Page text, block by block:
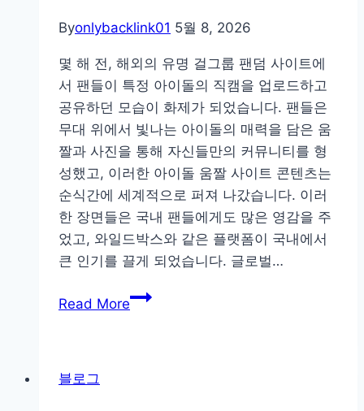
Byonlybacklink01 5월 8, 2026
몇 해 전, 해외의 유명 걸그룹 팬덤 사이트에
서 팬들이 특정 아이돌의 직캠을 업로드하고
공유하던 모습이 화제가 되었습니다. 팬들은
무대 위에서 빛나는 아이돌의 매력을 담은 움
짤과 사진을 통해 자신들만의 커뮤니티를 형
성했고, 이러한 아이돌 움짤 사이트 콘텐츠는
순식간에 세계적으로 퍼져 나갔습니다. 이러
한 장면들은 국내 팬들에게도 많은 영감을 주
었고, 와일드박스와 같은 플랫폼이 국내에서
큰 인기를 끌게 되었습니다. 글로벌…
Read More와
블로그